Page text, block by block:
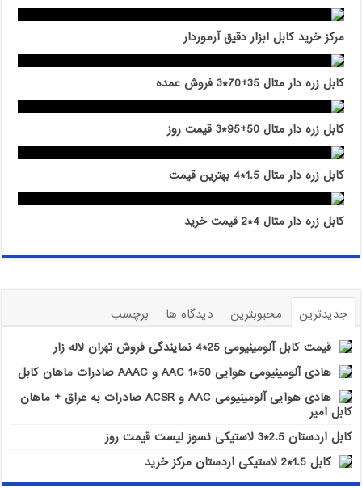
مرکز خرید کابل ابزار دقیق آرموردار
کابل زره دار متال 35+70*3 فروش عمده
کابل زره دار متال 50+95*3 قیمت روز
کابل زره دار متال 1.5*4 بهترین قیمت
کابل زره دار متال 4*2 قیمت خرید
جدیدترین محبوبترین دیدگاه ها
برچسب
قیمت کابل آلومینیومی 25*4 نمایندگی فروش تهران لاله زار
هادی آلومینیومی هوایی 50*1 AAC و AAAC صادرات ماهان کابل
هادی هوایی آلومینیومی AAC و ACSR صادرات به عراق + ماهان
کابل امیر
کابل اردستان 2.5*3 لاستیکی نسوز لیست قیمت روز
کابل 1.5*2 لاستیکی اردستان مرکز خرید